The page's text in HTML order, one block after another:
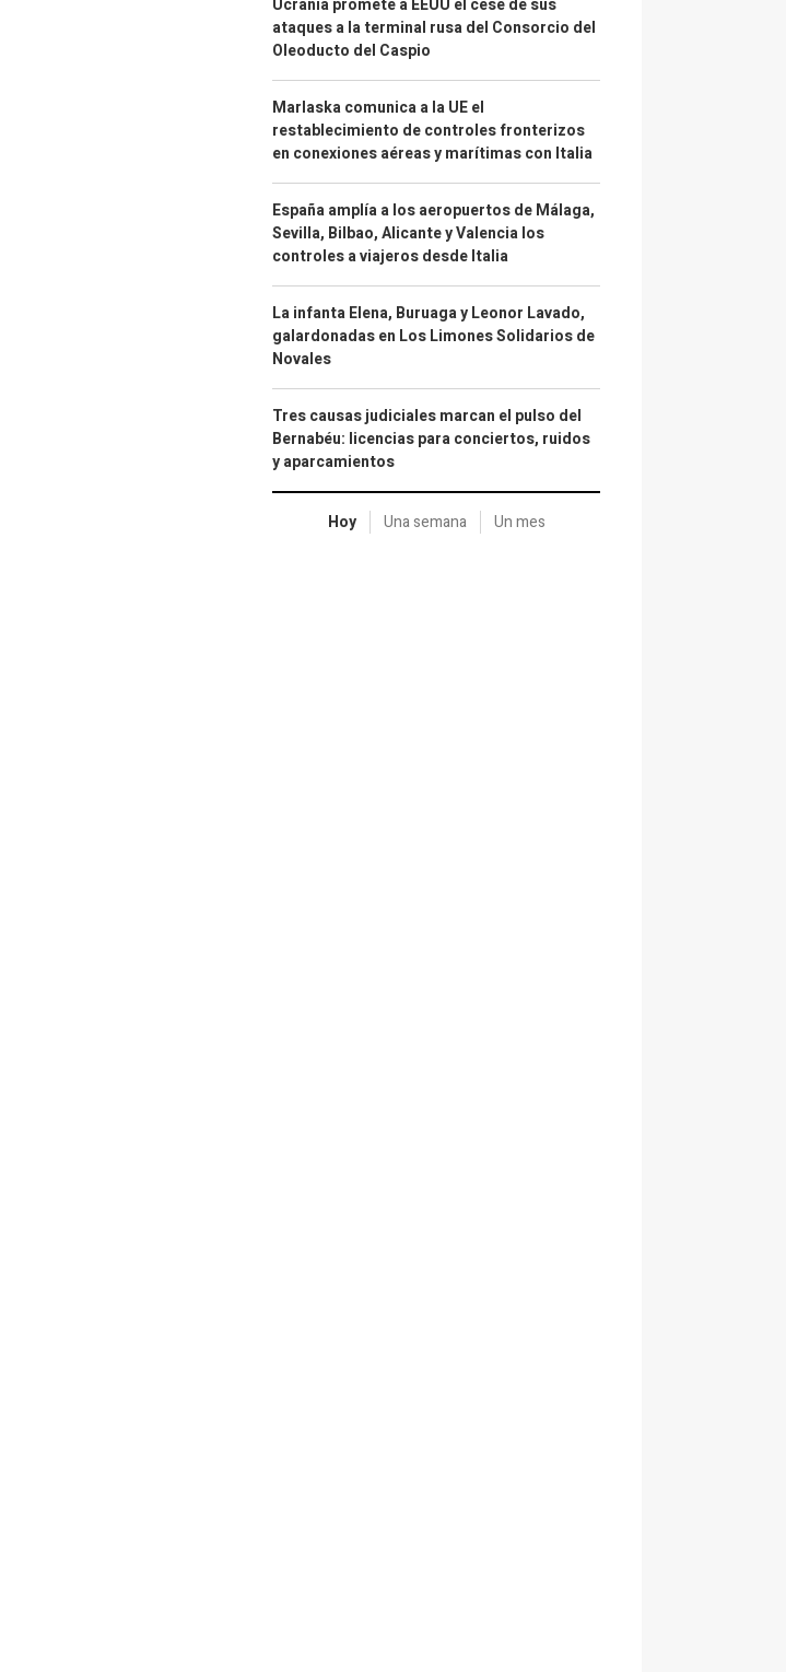
Ucrania promete a EEUU el cese de sus
ataques a la terminal rusa del Consorcio del
Oleoducto del Caspio
Marlaska comunica a la UE el
restablecimiento de controles fronterizos
en conexiones aéreas y marítimas con Italia
España amplía a los aeropuertos de Málaga,
Sevilla, Bilbao, Alicante y Valencia los
controles a viajeros desde Italia
La infanta Elena, Buruaga y Leonor Lavado,
galardonadas en Los Limones Solidarios de
Novales
Tres causas judiciales marcan el pulso del
Bernabéu: licencias para conciertos, ruidos
y aparcamientos
Hoy Una semana Un mes